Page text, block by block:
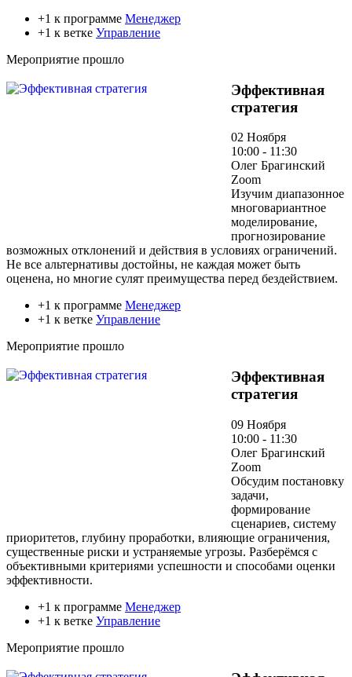
+1 к программе Менеджер
+1 к ветке Управление
Мероприятие прошло
Эффективная
стратегия
02 Ноября
10:00 - 11:30
Олег Брагинский
Zoom
Изучим диапазонное
многовариантное
моделирование,
прогнозирование
возможных отклонений и действия в условиях ограничений.
Не все альтернативы достойны, не каждая может быть
оценена, но многие сулят преимущества перед бездействием.
+1 к программе Менеджер
+1 к ветке Управление
Мероприятие прошло
Эффективная
стратегия
09 Ноября
10:00 - 11:30
Олег Брагинский
Zoom
Обсудим постановку
задачи,
формирование
сценариев, систему
приоритетов, глубину проработки, влияющие ограничения,
существенные риски и устраняемые угрозы. Разберёмся с
объективными критериями успешности и способами оценки
эффективности.
+1 к программе Менеджер
+1 к ветке Управление
Мероприятие прошло